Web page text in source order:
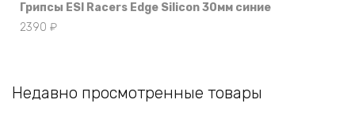
Грипсы ESI Racers Edge Silicon 30мм синие
2390 ₽
Недавно просмотренные товары